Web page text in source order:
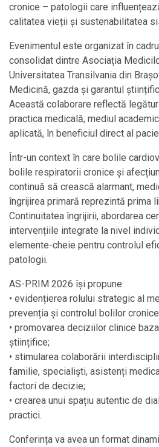
cronice – patologii care
calitatea vieții și sustenabilitatea
Evenimentul este organizat în
consolidat dintre Asociația
Universitatea Transilvania din
Medicină, gazda și garantul
Această colaborare reflectă
practica medicală, mediul
aplicată, în beneficiul direct al
Într-un context în care bolile
bolile respiratorii cronice și
continuă să crească alarmant,
îngrijirea primară reprezintă prima
Continuitatea îngrijirii, abordarea
intervențiile integrate la nivel
elemente-cheie pentru controlul
patologii.
AS-PRIM 2026 își propune:
• evidențierea rolului strategic al
prevenția și controlul bolilor
• promovarea deciziilor clinice
științifice;
• stimularea colaborării
familie, specialiști, asistenți
factori de decizie;
• crearea unui spațiu autentic de
practici.
Conferința va avea un format